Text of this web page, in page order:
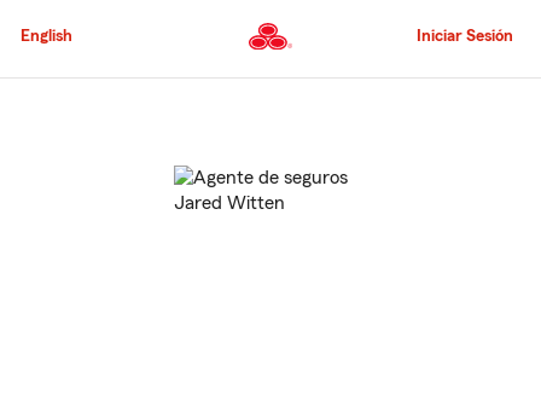
al
principal
English Iniciar Sesión